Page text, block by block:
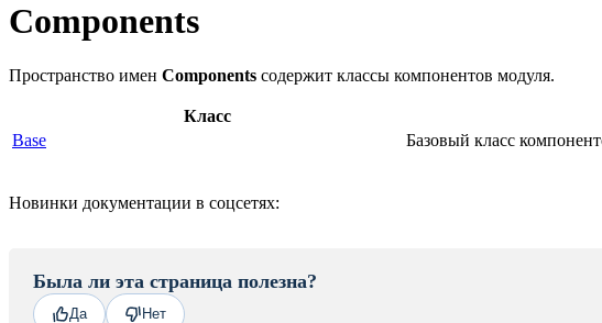
Components
Пространство имен Components содержит классы компонентов модуля.
Класс
Base
Базовый класс
Новинки документации в соцсетях:
Была ли эта страница полезна?
Да Нет